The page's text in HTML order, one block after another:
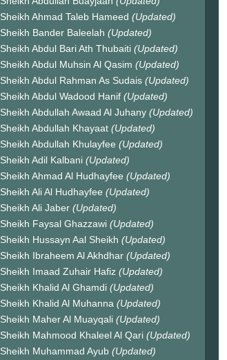
Sheikh Ahmad Taleb Hameed (Updated)
Sheikh Bander Baleelah (Updated)
Sheikh Abdul Bari Ath Thubaiti (Updated)
Sheikh Abdul Muhsin Al Qasim (Updated)
Sheikh Abdul Rahman As Sudais (Updated)
Sheikh Abdul Wadood Hanif (Updated)
Sheikh Abdullah Awaad Al Juhany (Updated)
Sheikh Abdullah Khayaat (Updated)
Sheikh Abdullah Khulayfee (Updated)
Sheikh Adil Kalbani (Updated)
Sheikh Ahmad Al Hudhayfee (Updated)
Sheikh Ali Al Hudhayfee (Updated)
Sheikh Ali Jaber (Updated)
Sheikh Faysal Ghazzawi (Updated)
Sheikh Hussayn Aal Sheikh (Updated)
Sheikh Ibraheem Al Akhdhar (Updated)
Sheikh Imaad Zuhair Hafiz (Updated)
Sheikh Khalid Al Ghamdi (Updated)
Sheikh Khalid Al Muhanna (Updated)
Sheikh Maher Al Muayqali (Updated)
Sheikh Mahmood Khaleel Al Qari (Updated)
Sheikh Muhammad Ayub (Updated)